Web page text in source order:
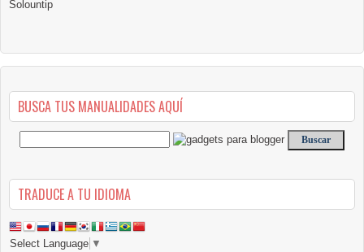
Solountip
BUSCA TUS MANUALIDADES AQUÍ
TRADUCE A TU IDIOMA
Select Language ▼